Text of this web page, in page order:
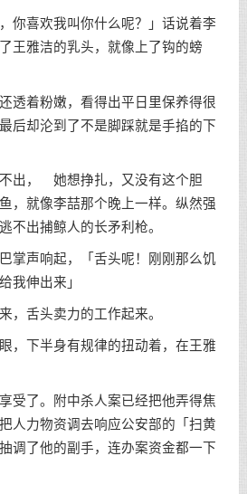
喜欢我叫你什么呢？」话说着李
王雅洁的乳头，就像上了钩的螃
着粉嫩，看得出平日里保养得很
后却沦到了不是脚踩就是手掐的下
， 她想挣扎，又没有这个胆
，就像李喆那个晚上一样。纵然强
不出捕鲸人的长矛利枪。
声响起，「舌头呢！刚刚那么饥
我伸出来」
舌头卖力的工作起来。
下半身有规律的扭动着，在王雅
了。附中杀人案已经把他弄得焦
人力物资调去响应公安部的「扫黄
调了他的副手，连办案资金都一下